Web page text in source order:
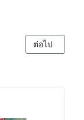
VERSION
เนื้อหาถัดไป:
ต่อไป